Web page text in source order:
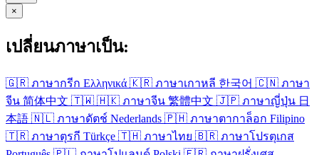
×
เปลี่ยนภาษาเป็น:
🇬🇷 ภาษา​กรีก Ελληνικά 🇰🇷 ภาษา​เกาหลี 한국어 🇨🇳 ภาษา​
จีน 简体中文 🇹🇼 🇭🇰 ภาษา​จีน 繁體中文 🇯🇵 ภาษา​ญี่ปุ่น 日
本語 🇳🇱 ภาษา​ดัตช์ Nederlands 🇵🇭 ภาษา​ตากาล็อก Filipino
🇹🇷 ภาษา​ตุรกี Türkçe 🇹🇭 ภาษา​ไทย 🇧🇷 ภาษา​โปรตุเกส